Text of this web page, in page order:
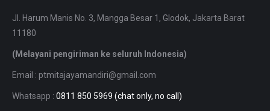
Jl. Harum Manis No. 3, Mangga Besar 1, Glodok, Jakarta Barat
11180
(Melayani pengiriman ke seluruh Indonesia)
Email : ptmitajayamandiri@gmail.com
Whatsapp : 0811 850 5969 (chat only, no call)